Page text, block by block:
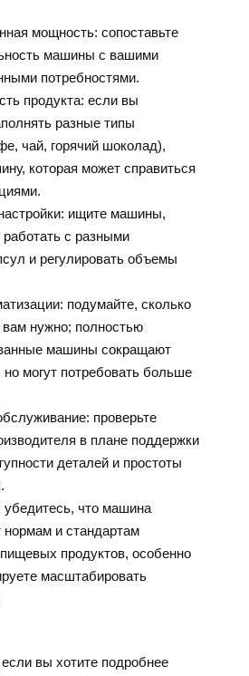
мощность: сопоставьте
машины с вашими
потребностями.
продукта: если вы
разные типы
чай, горячий шоколад),
которая может справиться
ищите машины,
работать с разными
и регулировать объемы
подумайте, сколько
вам нужно; полностью
машины сокращают
но могут потребовать больше
проверьте
в плане поддержки
деталей и простоты
убедитесь, что машина
нормам и стандартам
продуктов, особенно
масштабировать
вы хотите подробнее